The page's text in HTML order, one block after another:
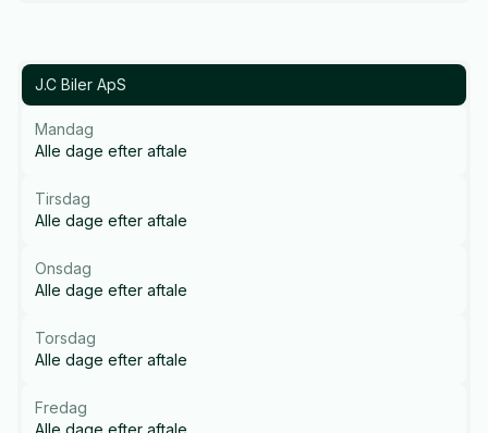
J.C Biler ApS
Mandag
Alle dage efter aftale
Tirsdag
Alle dage efter aftale
Onsdag
Alle dage efter aftale
Torsdag
Alle dage efter aftale
Fredag
Alle dage efter aftale